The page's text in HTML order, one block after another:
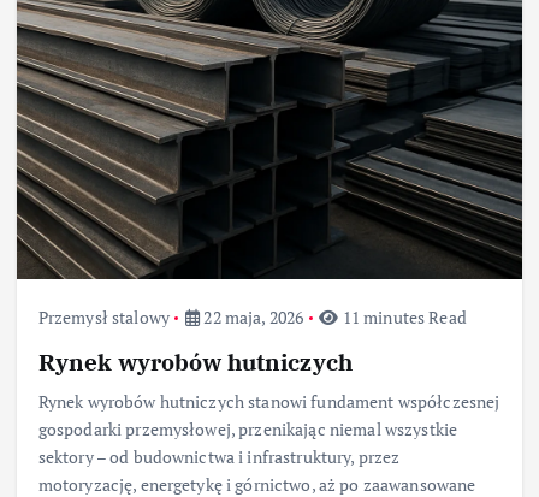
Przemysł stalowy 22 maja, 2026 11 minutes Read
Rynek wyrobów hutniczych
Rynek wyrobów hutniczych stanowi fundament współczesnej
gospodarki przemysłowej, przenikając niemal wszystkie
sektory – od budownictwa i infrastruktury, przez
motoryzację, energetykę i górnictwo, aż po zaawansowane